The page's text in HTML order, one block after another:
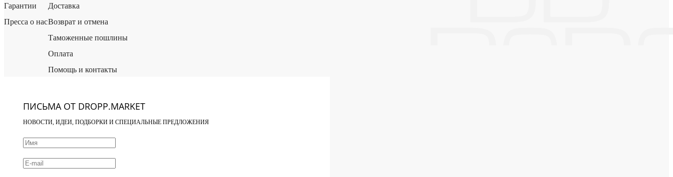
Гарантии
Пресса о нас
Доставка
Возврат и отмена
Таможенные пошлины
Оплата
Помощь и контакты
ПИСЬМА ОТ DROPP.MARKET
НОВОСТИ, ИДЕИ, ПОДБОРКИ И СПЕЦИАЛЬНЫЕ ПРЕДЛОЖЕНИЯ